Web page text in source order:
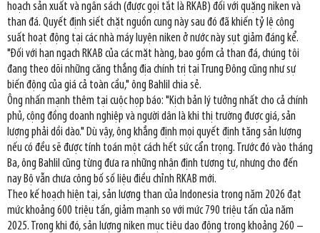
hoạch sản xuất và ngân sách (được gọi tắt là RKAB) đối với quặng niken và
than đá. Quyết định siết chặt nguồn cung này sau đó đã khiến tỷ lệ công
suất hoạt động tại các nhà máy luyện niken ở nước này sụt giảm đáng kể.
"Đối với hạn ngạch RKAB của các mặt hàng, bao gồm cả than đá, chúng tôi
đang theo dõi những căng thẳng địa chính trị tại Trung Đông cũng như sự
biến động của giá cả toàn cầu," ông Bahlil chia sẻ.
Ông nhấn mạnh thêm tại cuộc họp báo: "Kịch bản lý tưởng nhất cho cả chính
phủ, cộng đồng doanh nghiệp và người dân là khi thị trường được giá, sản
lượng phải dồi dào." Dù vậy, ông khẳng định mọi quyết định tăng sản lượng
nếu có đều sẽ được tính toán một cách hết sức cẩn trọng. Trước đó vào tháng
Ba, ông Bahlil cũng từng đưa ra những nhận định tương tự, nhưng cho đến
nay Bộ vẫn chưa công bố số liệu điều chỉnh RKAB mới.
Theo kế hoạch hiện tại, sản lượng than của Indonesia trong năm 2026 đạt
mức khoảng 600 triệu tấn, giảm mạnh so với mức 790 triệu tấn của năm
2025. Trong khi đó, sản lượng niken mục tiêu dao động trong khoảng 260 –